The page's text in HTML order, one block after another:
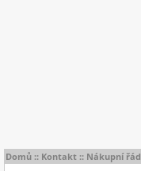
Domů :: Kontakt :: Nákupní řád